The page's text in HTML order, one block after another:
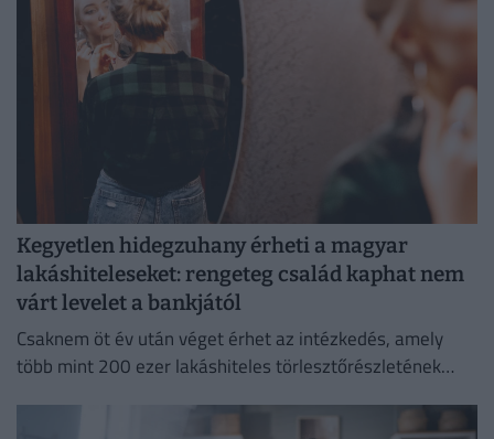
Kegyetlen hidegzuhany érheti a magyar
lakáshiteleseket: rengeteg család kaphat nem
várt levelet a bankjától
Csaknem öt év után véget érhet az intézkedés, amely
több mint 200 ezer lakáshiteles törlesztőrészletének